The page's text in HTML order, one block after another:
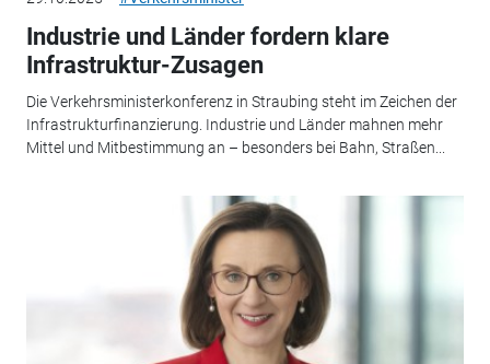
Industrie und Länder fordern klare
Infrastruktur-Zusagen
Die Verkehrsministerkonferenz in Straubing steht im Zeichen der
Infrastrukturfinanzierung. Industrie und Länder mahnen mehr
Mittel und Mitbestimmung an – besonders bei Bahn, Straßen...